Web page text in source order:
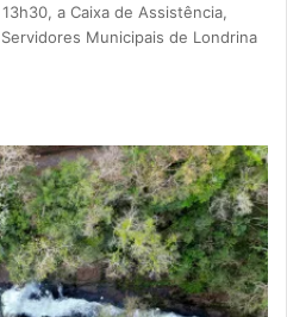
a Caixa de Assistência,
Municipais de Londrina